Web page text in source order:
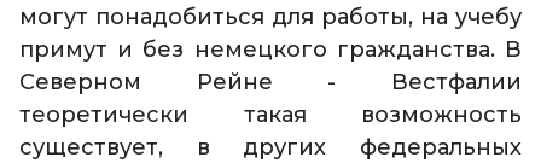
могут понадобиться для работы, на учебу
примут и без немецкого гражданства. В
Северном Рейне - Вестфалии
теоретически такая возможность
существует, в других федеральных